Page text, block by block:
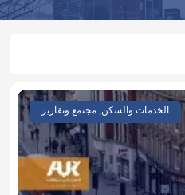
الخدمات والسكن, مجتمع وتقارير